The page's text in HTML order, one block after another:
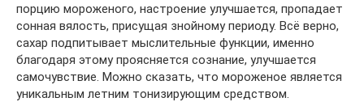
порцию мороженого, настроение улучшается, пропадает
сонная вялость, присущая знойному периоду. Всё верно,
сахар подпитывает мыслительные функции, именно
благодаря этому проясняется сознание, улучшается
самочувствие. Можно сказать, что мороженое является
уникальным летним тонизирующим средством.